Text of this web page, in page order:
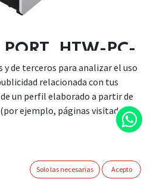
HTW-PC-
FRIG.
sin instalaciones fijas.
wifi te permiten ajustar la
lo convierte en la solución
en verano o invierno wifi
de terceros para analizar el uso
relacionada con tus
un perfil elaborado a partir de
ejemplo, páginas visitadas).
Solo las necesarias Acepto